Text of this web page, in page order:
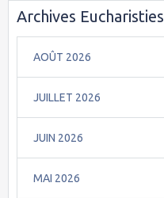
Archives Eucharisties
AOÛT 2026
JUILLET 2026
JUIN 2026
MAI 2026